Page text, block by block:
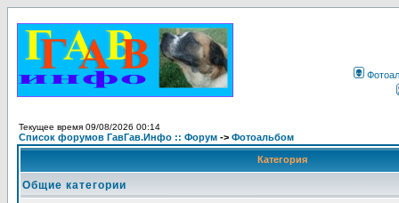
Текущее время 09/08/2026 00:14
Список форумов ГавГав.Инфо :: Форум -> Фотоальбом
Категория
Общие категории